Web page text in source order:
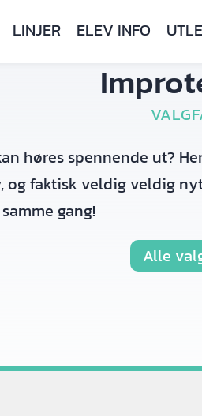
LINJER ELEV INFO
høres spennende ut?
og faktisk veldig veldig
gang!
Alle